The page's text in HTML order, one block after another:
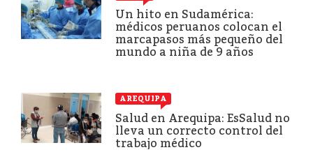
Un hito en Sudamérica:
médicos peruanos colocan el
marcapasos más pequeño del
mundo a niña de 9 años
AREQUIPA
Salud en Arequipa: EsSalud no
lleva un correcto control del
trabajo médico